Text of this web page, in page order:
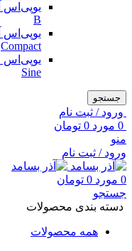
B
Compact
Sine
جستجو
ورود / ثبت نام
0 مورد 0 تومان
منو
ورود / ثبت نام
0 مورد 0 تومان
جستجو
دسته بندی محصولات
همه محصولات